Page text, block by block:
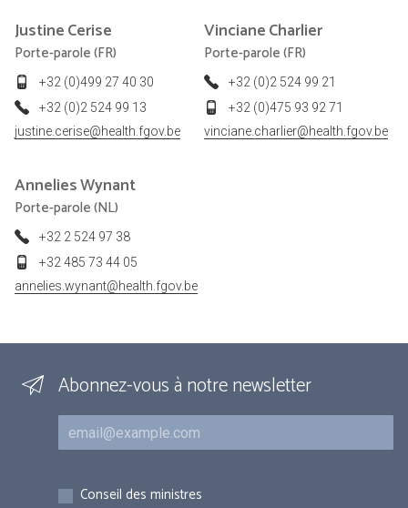
JustineCerise
Porte-parole (FR)
+32 (0)499 27 40 30
+32 (0)2 524 99 13
justine.cerise@health.fgov.be
VincianeCharlier
Porte-parole (FR)
+32 (0)2 524 99 21
+32 (0)475 93 92 71
vinciane.charlier@health.fgov.be
AnneliesWynant
Porte-parole (NL)
+32 2 524 97 38
+32 485 73 44 05
annelies.wynant@health.fgov.be
Abonnez-vous à notre newsletter
Courriel
Inscriptions
Conseil des ministres